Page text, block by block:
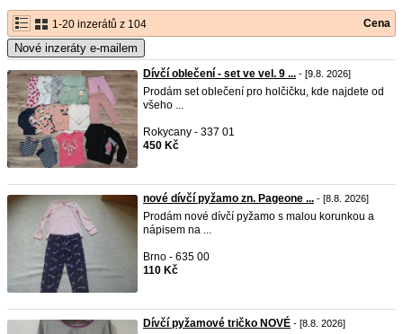
1-20 inzerátů z 104 Cena
Nové inzeráty e-mailem
Dívčí oblečení - set ve vel. 9 ... - [9.8. 2026]
Prodám set oblečení pro holčičku, kde najdete od
všeho ...
Rokycany - 337 01
450 Kč
nové dívčí pyžamo zn. Pageone ... - [8.8. 2026]
Prodám nové dívčí pyžamo s malou korunkou a
nápisem na ...
Brno - 635 00
110 Kč
Dívčí pyžamové tričko NOVÉ - [8.8. 2026]